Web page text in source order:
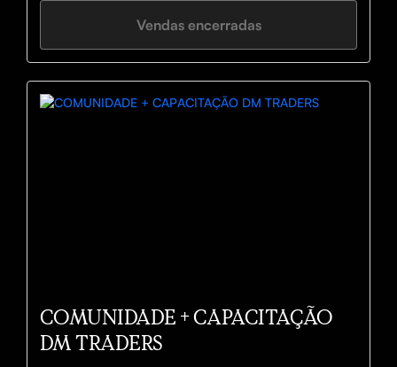
Vendas encerradas
COMUNIDADE + CAPACITAÇÃO
DM TRADERS